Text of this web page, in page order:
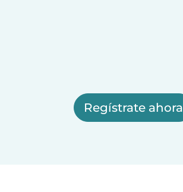
Regístrate ahora